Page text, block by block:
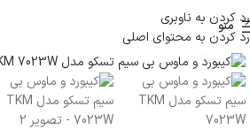
رد کردن به ناوبری
رد کردن به محتوای اصلی
منو
بزرگنمایی تصویر